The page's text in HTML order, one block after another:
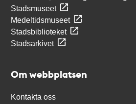
Stadsmuseet
Medeltidsmuseet
Stadsbiblioteket
Stadsarkivet
Om webbplatsen
Kontakta oss